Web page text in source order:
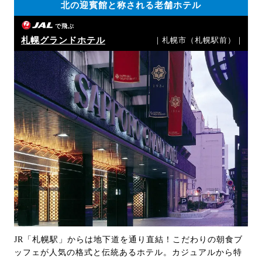
北の迎賓館と称される老舗ホテル
で飛ぶ
札幌グランドホテル ｜札幌市（札幌駅前）｜
JR「札幌駅」からは地下道を通り直結！こだわりの朝食ブ
ッフェが人気の格式と伝統あるホテル。カジュアルから特